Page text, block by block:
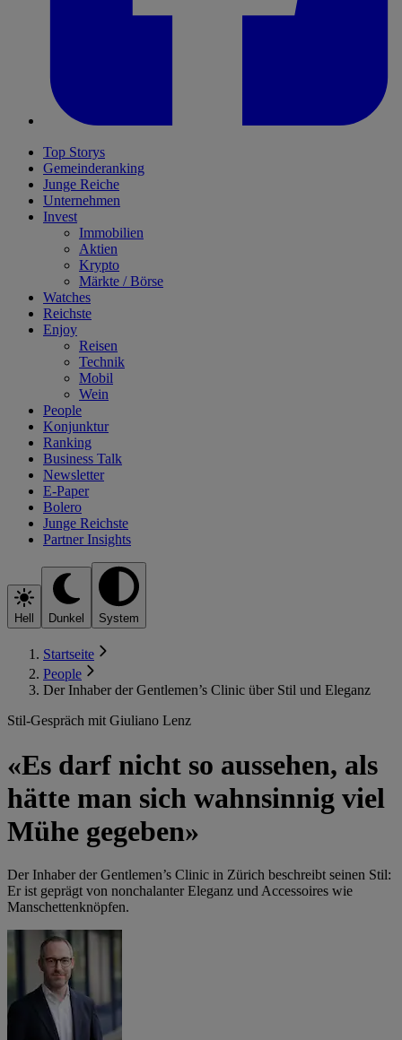
Top Storys
Gemeinderanking
Junge Reiche
Unternehmen
Invest
Immobilien
Aktien
Krypto
Märkte / Börse
Watches
Reichste
Enjoy
Reisen
Technik
Mobil
Wein
People
Konjunktur
Ranking
Business Talk
Newsletter
E-Paper
Bolero
Junge Reichste
Partner Insights
Hell Dunkel System
Startseite
People
Der Inhaber der Gentlemen’s Clinic über Stil und Eleganz
Stil-Gespräch mit Giuliano Lenz
«Es darf nicht so aussehen, als
hätte man sich wahnsinnig viel
Mühe gegeben»
Der Inhaber der Gentlemen’s Clinic in Zürich beschreibt seinen Stil:
Er ist geprägt von nonchalanter Eleganz und Accessoires wie
Manschettenknöpfen.